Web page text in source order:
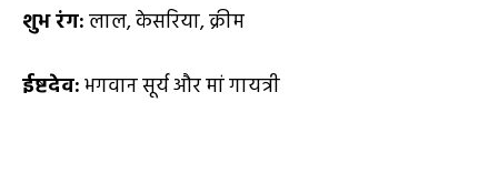
शुभ रंग:लाल, केसरिया, क्रीम
ईष्टदेव:भगवान सूर्य और मां गायत्री